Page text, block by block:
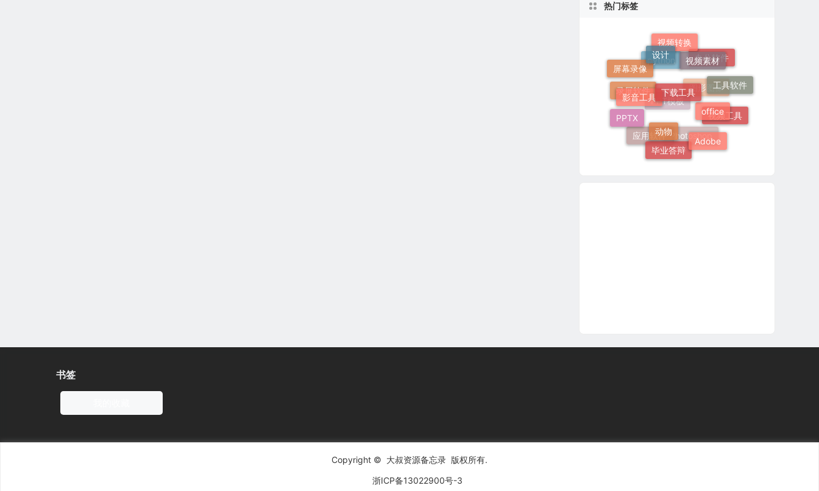
热门标签
python
视频转换
办公软件
图形图像
录屏软件
屏幕录像
设计
视频素材
工具软件
视频工具
Photoshop
应用软件
PPTX
影音工具
下载工具
office
Adobe
毕业答辩
书签
Copyright © 大叔资源备忘录 版权所有.
浙ICP备13022900号-3